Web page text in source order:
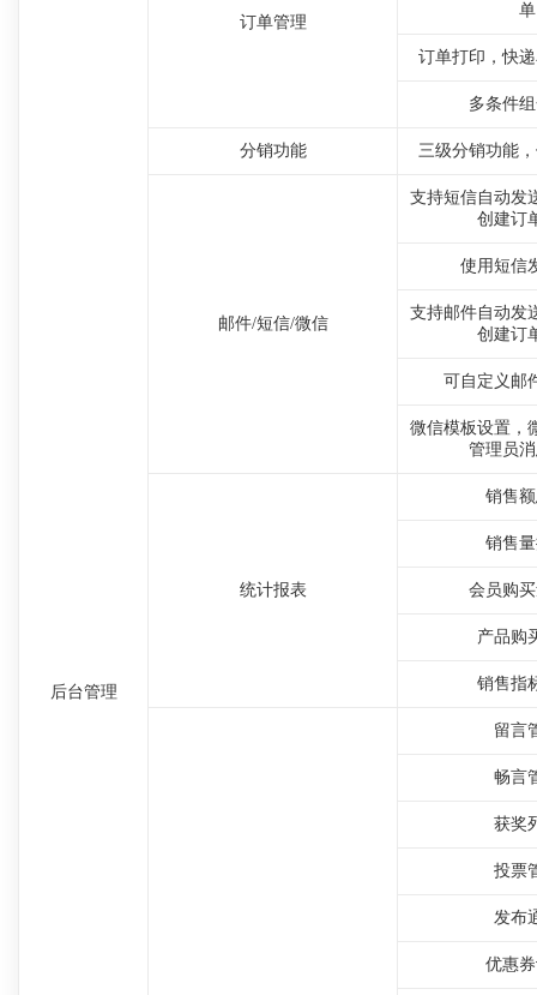
后台管理
订单管理
单
订单打印，快
多条件
分销功能 三级分销功能
邮件/短信/微信
支持短信自动发
创建订
使用短信
支持邮件自动发
创建订
可自定义邮
微信模板设置，
管理员
统计报表
销售
销售
会员购
产品购
销售指
留言
畅言
获奖
投票
发布
优惠